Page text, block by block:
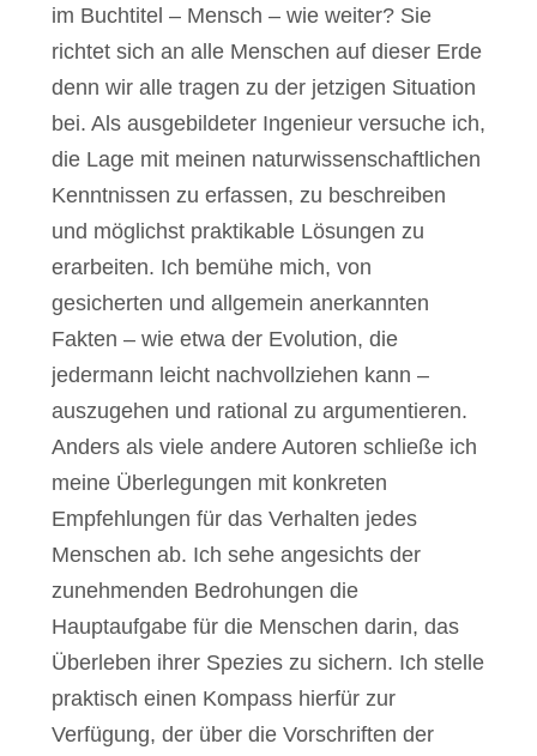
im Buchtitel – Mensch – wie weiter? Sie
richtet sich an alle Menschen auf dieser Erde
denn wir alle tragen zu der jetzigen Situation
bei. Als ausgebildeter Ingenieur versuche ich,
die Lage mit meinen naturwissenschaftlichen
Kenntnissen zu erfassen, zu beschreiben
und möglichst praktikable Lösungen zu
erarbeiten. Ich bemühe mich, von
gesicherten und allgemein anerkannten
Fakten – wie etwa der Evolution, die
jedermann leicht nachvollziehen kann –
auszugehen und rational zu argumentieren.
Anders als viele andere Autoren schließe ich
meine Überlegungen mit konkreten
Empfehlungen für das Verhalten jedes
Menschen ab. Ich sehe angesichts der
zunehmenden Bedrohungen die
Hauptaufgabe für die Menschen darin, das
Überleben ihrer Spezies zu sichern. Ich stelle
praktisch einen Kompass hierfür zur
Verfügung, der über die Vorschriften der